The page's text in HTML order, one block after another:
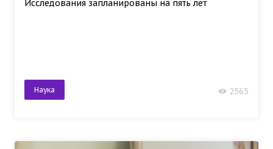
Исследования запланированы на пять лет
Наука 2565